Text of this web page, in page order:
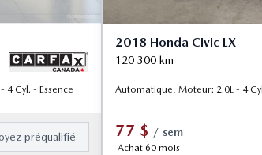
Cyl. - Essence
préqualifié
2018 Honda Civic LX
120 300km
Automatique, Moteur: 2.0L - 4
77 $ / sem
Achat 60 mois